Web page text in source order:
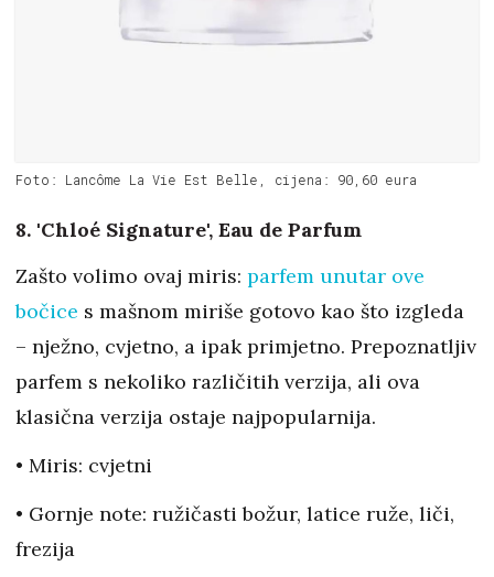
Foto: Lancôme La Vie Est Belle, cijena: 90,60 eura
8. 'Chloé Signature', Eau de Parfum
Zašto volimo ovaj miris: parfem unutar ove
bočice s mašnom miriše gotovo kao što izgleda
– nježno, cvjetno, a ipak primjetno. Prepoznatljiv
parfem s nekoliko različitih verzija, ali ova
klasična verzija ostaje najpopularnija.
• Miris: cvjetni
• Gornje note: ružičasti božur, latice ruže, liči,
frezija